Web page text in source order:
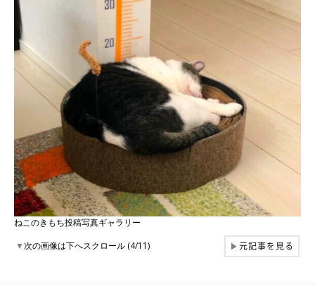
ねこのきもち投稿写真ギャラリー
▼次の画像は下へスクロール (4/11) ▶元記事を見る